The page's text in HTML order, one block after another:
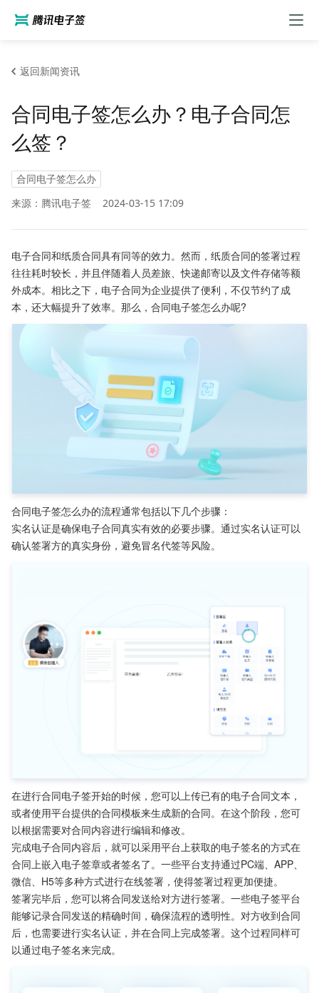
返回新闻资讯
合同电子签怎么办？电子合同怎
么签？
合同电子签怎么办
来源：腾讯电子签
2024-03-15 17:09
电子合同和纸质合同具有同等的效力。然而，纸质合同的签署过程
往往耗时较长，并且伴随着人员差旅、快递邮寄以及文件存储等额
外成本。相比之下，电子合同为企业提供了便利，不仅节约了成
本，还大幅提升了效率。那么，合同电子签怎么办呢?
合同电子签怎么办的流程通常包括以下几个步骤：
实名认证是确保电子合同真实有效的必要步骤。通过实名认证可以
确认签署方的真实身份，避免冒名代签等风险。
在进行合同电子签开始的时候，您可以上传已有的电子合同文本，
或者使用平台提供的合同模板来生成新的合同。在这个阶段，您可
以根据需要对合同内容进行编辑和修改。
完成电子合同内容后，就可以采用平台上获取的电子签名的方式在
合同上嵌入电子签章或者签名了。一些平台支持通过PC端、APP、
微信、H5等多种方式进行在线签署，使得签署过程更加便捷。
签署完毕后，您可以将合同发送给对方进行签署。一些电子签平台
能够记录合同发送的精确时间，确保流程的透明性。对方收到合同
后，也需要进行实名认证，并在合同上完成签署。这个过程同样可
以通过电子签名来完成。